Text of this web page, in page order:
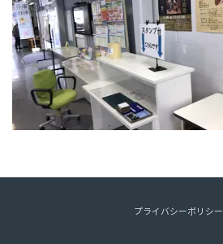
プライバシーポリシー